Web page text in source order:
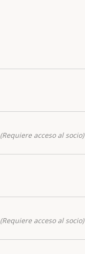
(Requiere acceso al socio)
(Requiere acceso al socio)